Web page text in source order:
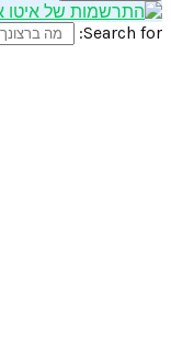
Search for: